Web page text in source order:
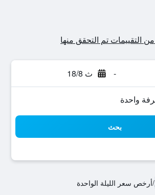
- ث 18/8
بحث
/أرخص سعر الليلة الواحدة